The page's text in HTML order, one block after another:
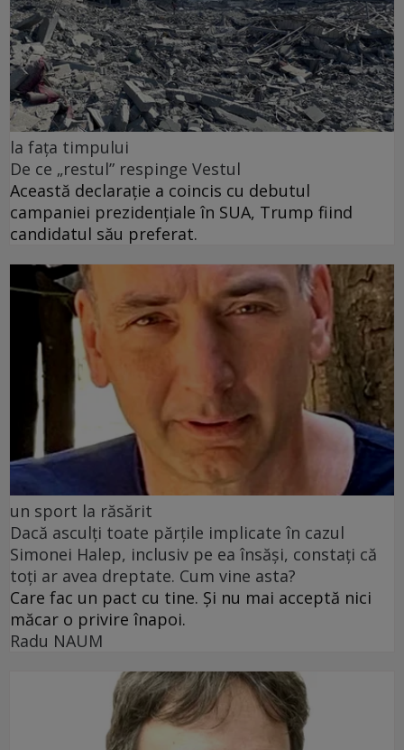
la fața timpului
De ce „restul” respinge Vestul
Această declarație a coincis cu debutul
campaniei prezidențiale în SUA, Trump fiind
candidatul său preferat.
un sport la răsărit
Dacă asculți toate părțile implicate în cazul
Simonei Halep, inclusiv pe ea însăși, constați că
toți ar avea dreptate. Cum vine asta?
Care fac un pact cu tine. Și nu mai acceptă nici
măcar o privire înapoi.
Radu NAUM